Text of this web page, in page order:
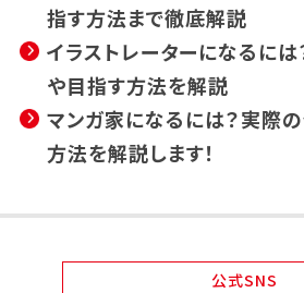
指す方法まで徹底解説
イラストレーターになるに
や目指す方法を解説
マンガ家になるには？実際
方法を解説します！
公式SNS